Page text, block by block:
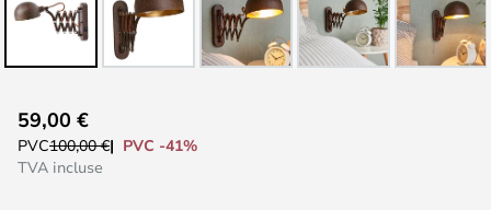
to
the
59,00 €
PVC100,00 €
PVC -41%
TVA incluse